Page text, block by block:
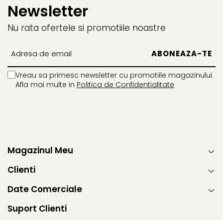
Newsletter
Nu rata ofertele si promotiile noastre
Vreau sa primesc newsletter cu promotiile magazinului.
Afla mai multe in Politica de Confidentialitate
Magazinul Meu
Clienti
Date Comerciale
Suport Clienti